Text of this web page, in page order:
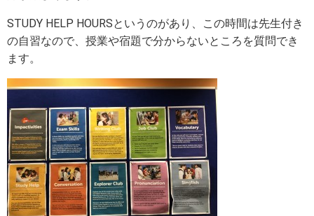
STUDY HELP HOURSというのがあり、この時間は先生付き
の自習なので、授業や宿題で分からないところを質問でき
ます。